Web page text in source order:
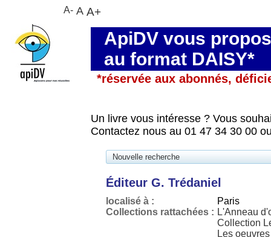
ApiDV vous
au format DAISY*
*réservée aux abonnés,
Un livre vous intéresse ? Vous
Contactez nous au 01 47 34 30 00
Nouvelle recherche
Éditeur G. Trédaniel
localisé à :
Paris
Collections rattachées : L'Anneau
Collection
Les
A- A A+